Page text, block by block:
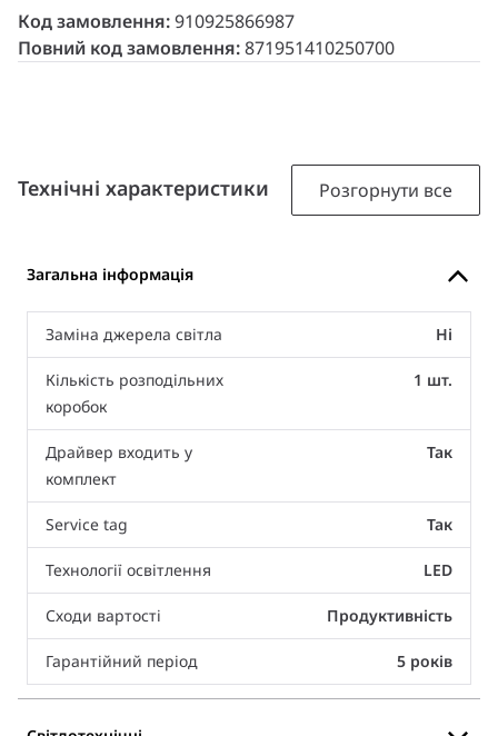
Код замовлення:910925866987
Повний код замовлення:871951410250700
Технічні характеристики Розгорнути все
Загальна інформація
Заміна джерела світла Ні
Кількість розподільних
коробок
1 шт.
Драйвер входить у
комплект
Так
Service tag Так
Технології освітлення LED
Сходи вартості Продуктивність
Гарантійний період 5 років